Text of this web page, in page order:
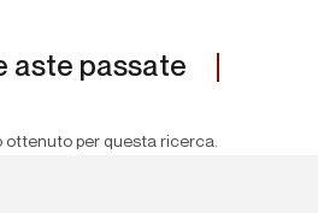
aste passate
ottenuto per questa ricerca.